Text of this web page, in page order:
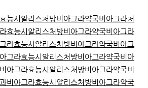
능시알리스처방비아그라약국비아그라처
효능시알리스처방비아그라약국비아그라
라효능시알리스처방비아그라약국비아그
그라효능시알리스처방비아그라약국비아
비아그라효능시알리스처방비아그라약국비
비아그라효능시알리스처방비아그라약국